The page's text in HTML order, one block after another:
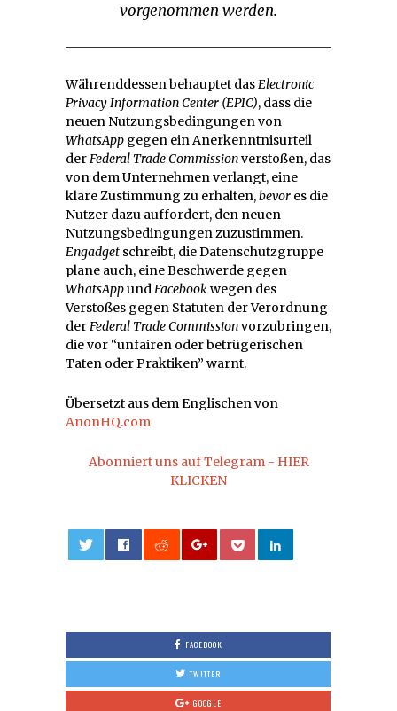
vorgenommen werden.
Währenddessen behauptet dasElectronic
Privacy Information Center (EPIC), dass die
neuen Nutzungsbedingungen von
WhatsApp gegen ein Anerkenntnisurteil
derFederal Trade Commissionverstoßen, das
von dem Unternehmen verlangt, eine
klare Zustimmung zu erhalten,bevor es die
Nutzer dazu auffordert, den neuen
Nutzungsbedingungen zuzustimmen.
Engadget schreibt, die Datenschutzgruppe
plane auch, eine Beschwerde gegen
WhatsAppundFacebookwegen des
Verstoßes gegen Statuten der Verordnung
derFederal Trade Commissionvorzubringen,
die vor “unfairen oder betrügerischen
Taten oder Praktiken” warnt.
Übersetzt aus dem Englischen von
AnonHQ.com
Abonniert uns auf Telegram - HIER
KLICKEN
FACEBOOK
TWITTER
GOOGLE